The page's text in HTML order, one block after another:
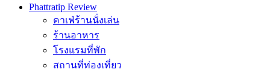
Phattratip Review
คาเฟ่ร้านนั่งเล่น
ร้านอาหาร
โรงแรมที่พัก
สถานที่ท่องเที่ยว